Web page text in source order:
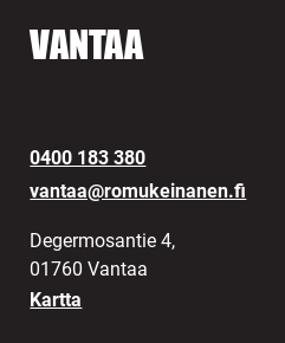
VANTAA
0400 183 380
vantaa@romukeinanen.fi
Degermosantie 4,
01760 Vantaa
Kartta